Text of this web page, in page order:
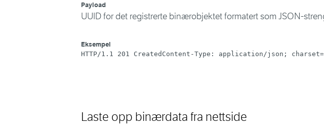
Payload
UUID for det registrerte binærobjektet formatert som JSON-
Eksempel
HTTP/1.1 201 CreatedContent-Type: application/json;
Laste opp binærdata fra nettside